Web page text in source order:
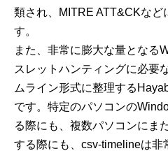
類され、MITRE ATT&CKなど
す。
また、非常に膨大な量となる
スレットハンティングに必要
ムライン形式に整理する
です。特定のパソコンの
る際にも、複数パソコンにま
する際にも、csv-timelineは非